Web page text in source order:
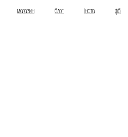
магазин блог інста фб